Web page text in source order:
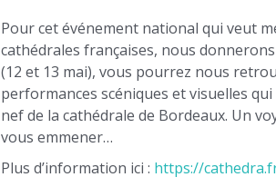
Pour cet événement national qui veut
cathédrales françaises, nous
(12 et 13 mai), vous pourrez nous
performances scéniques et visuelles
nef de la cathédrale de Bordeaux. Un
vous emmener…
Plus d’information ici : https://